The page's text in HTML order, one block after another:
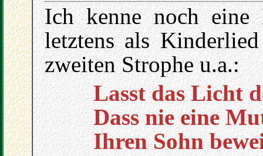
Ich kenne noch eine
letztens als
zweiten Strophe u.a.:
Lasst das Licht
Dass nie eine
Ihren Sohn